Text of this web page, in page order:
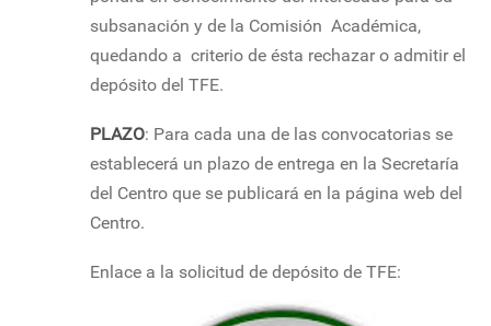
subsanación y de la Comisión Académica,
quedando a criterio de ésta rechazar o admitir el
depósito del TFE.
PLAZO: Para cada una de las convocatorias se
establecerá un plazo de entrega en la Secretaría
del Centro que se publicará en la página web del
Centro.
Enlace a la solicitud de depósito de TFE: